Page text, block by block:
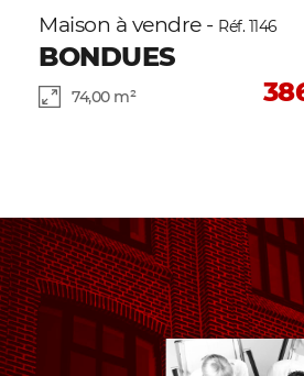
Maison à vendre - Réf. 1146
BONDUES
74,00 m²